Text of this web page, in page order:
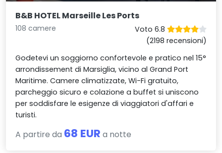
B&B HOTEL Marseille Les Ports
108 camere
Voto 6.8
(2198 recensioni)
Godetevi un soggiorno confortevole e pratico nel 15°
arrondissement di Marsiglia, vicino al Grand Port
Maritime. Camere climatizzate, Wi-Fi gratuito,
parcheggio sicuro e colazione a buffet si uniscono
per soddisfare le esigenze di viaggiatori d'affari e
turisti.
A partire da 68 EUR a notte